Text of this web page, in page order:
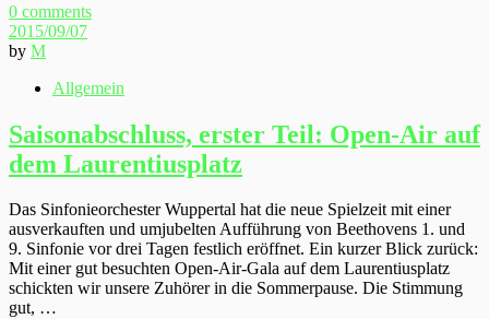
0 comments
2015/09/07
by M
Allgemein
Saisonabschluss, erster Teil: Open-Air auf
dem Laurentiusplatz
Das Sinfonieorchester Wuppertal hat die neue Spielzeit mit einer
ausverkauften und umjubelten Aufführung von Beethovens 1. und
9. Sinfonie vor drei Tagen festlich eröffnet. Ein kurzer Blick zurück:
Mit einer gut besuchten Open-Air-Gala auf dem Laurentiusplatz
schickten wir unsere Zuhörer in die Sommerpause. Die Stimmung
gut, …